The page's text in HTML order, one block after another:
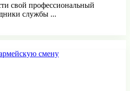
свой профессиональный
службы ...